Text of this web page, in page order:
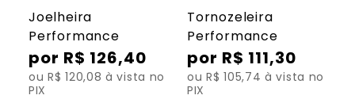
Joelheira
Performance
R$ 126,40
ou R$ 120,08 à vista no
PIX
Tornozeleira
Performance
R$ 111,30
ou R$ 105,74 à vista no
PIX